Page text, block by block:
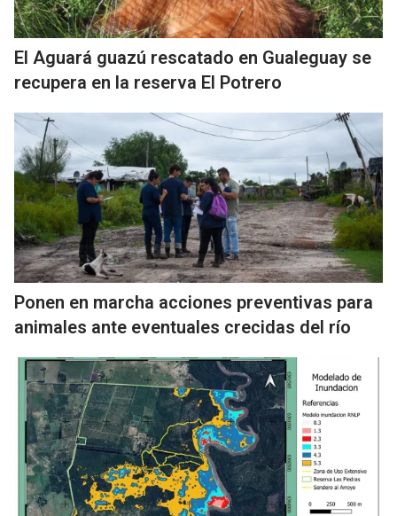
El Aguará guazú rescatado en Gualeguay se
recupera en la reserva El Potrero
Ponen en marcha acciones preventivas para
animales ante eventuales crecidas del río